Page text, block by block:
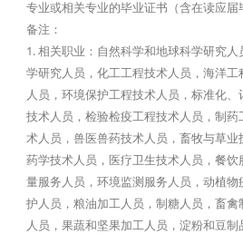
专业或相关专业的毕业证书（含在读应届
备注：
1. 相关职业：自然科学和地球科学研究
学研究人员，化工工程技术人员，海洋
人员，环境保护工程技术人员，标准化
技术人员，检验检疫工程技术人员，制
术人员，兽医兽药技术人员，畜牧与草业
药学技术人员，医疗卫生技术人员，餐
量服务人员，环境监测服务人员，动植
护人员，粮油加工人员，制糖人员，畜
人员，果蔬和坚果加工人员，淀粉和豆